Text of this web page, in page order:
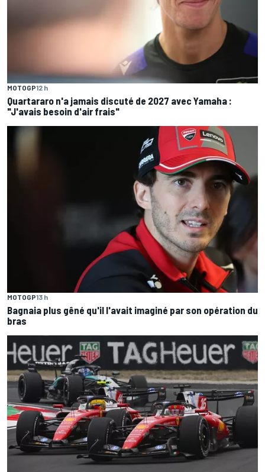
MOTOGP12 h
Quartararo n'a jamais discuté de 2027 avec Yamaha :
"J'avais besoin d'air frais"
MOTOGP13 h
Bagnaia plus gêné qu'il l'avait imaginé par son opération du
bras